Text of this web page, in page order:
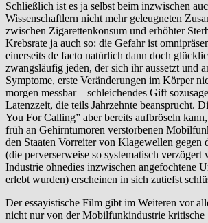
Schließlich ist es ja selbst beim inzwischen
Wissenschaftlern nicht mehr geleugneten
zwischen Zigarettenkonsum und erhöhter
Krebsrate ja auch so: die Gefahr ist
einerseits de facto natürlich dann doch
zwangsläufig jeden, der sich ihr aussetzt und
Symptome, erste Veränderungen im Körper
morgen messbar – schleichendes Gift
Latenzzeit, die teils Jahrzehnte beansprucht.
You For Calling” aber bereits aufbröseln
früh an Gehirntumoren verstorbenen
den Staaten Vorreiter von Klagewellen gegen
(die perverserweise so systematisch verzögert
Industrie ohnedies inzwischen angefochtene
erlebt wurden) erscheinen in sich zutiefst
Der essayistische Film gibt im Weiteren vor
nicht nur von der Mobilfunkindustrie kritische